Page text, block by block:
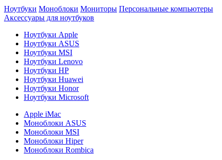
Ноутбуки Моноблоки Мониторы Персональные компьютеры
Аксессуары для ноутбуков
Ноутбуки Apple
Ноутбуки ASUS
Ноутбуки MSI
Ноутбуки Lenovo
Ноутбуки HP
Ноутбуки Huawei
Ноутбуки Honor
Ноутбуки Microsoft
Apple iMac
Моноблоки ASUS
Моноблоки MSI
Моноблоки Hiper
Моноблоки Rombica